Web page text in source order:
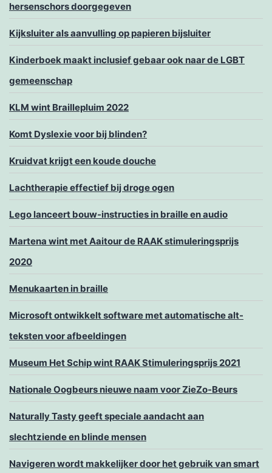
hersenschors doorgegeven
Kijksluiter als aanvulling op papieren bijsluiter
Kinderboek maakt inclusief gebaar ook naar de LGBT
gemeenschap
KLM wint Braillepluim 2022
Komt Dyslexie voor bij blinden?
Kruidvat krijgt een koude douche
Lachtherapie effectief bij droge ogen
Lego lanceert bouw-instructies in braille en audio
Martena wint met Aaitour de RAAK stimuleringsprijs
2020
Menukaarten in braille
Microsoft ontwikkelt software met automatische alt-
teksten voor afbeeldingen
Museum Het Schip wint RAAK Stimuleringsprijs 2021
Nationale Oogbeurs nieuwe naam voor ZieZo-Beurs
Naturally Tasty geeft speciale aandacht aan
slechtziende en blinde mensen
Navigeren wordt makkelijker door het gebruik van smart